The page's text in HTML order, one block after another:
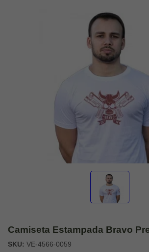
Camiseta Estampada Bravo
SKU: VE-4566-0059